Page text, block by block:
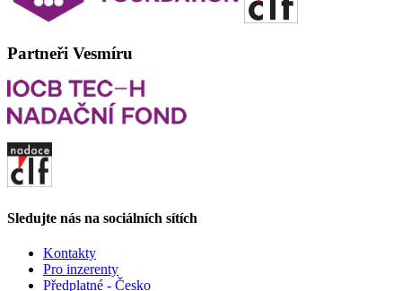
Partneři Vesmíru
Sledujte nás na sociálních sítích
Kontakty
Pro inzerenty
Předplatné - Česko